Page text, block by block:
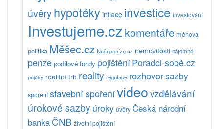
úvěryhypotéky inflace investice investování
Investujeme.czkomentáře měnová
politika Měšec.cz Našepeníze.cz nemovitosti nájemné
penze podílové fondy pojištěníPoradci-sobě.cz
půjčky realitní trh reality regulace rozhovorsazby
spoření stavební spořenívideovzdělávání
úrokové sazbyúroky úvěry Česká národní
banka ČNB životní pojištění